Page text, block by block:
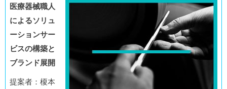
医療器械職人
によるソリュ
ーションサー
ビスの構築と
ブランド展開
提案者：榎本